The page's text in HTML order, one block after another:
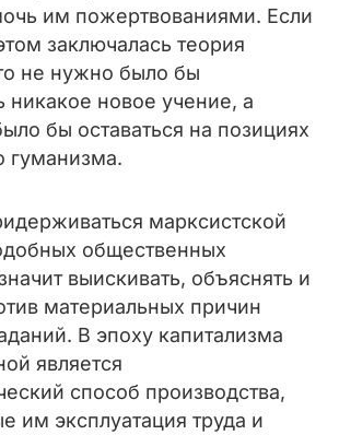
им пожертвованиями. Если
заключалась теория
не нужно было бы
никакое новое учение, а
бы оставаться на позициях
гуманизма.
марксистской
общественных
выискивать, объяснять и
материальных причин
В эпоху капитализма
является
способ производства,
им эксплуатация труда и